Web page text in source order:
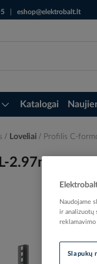
eshop@elektrobalt.lt
Katalogai
Loveliai Profilis C-
2.97m - WIBE
Naudojame
ir analizuotų
reklamavimo
Slapukų